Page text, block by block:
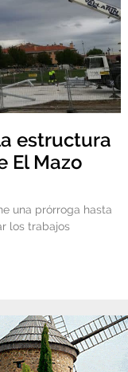
estructura
El Mazo
una prórroga hasta
los trabajos